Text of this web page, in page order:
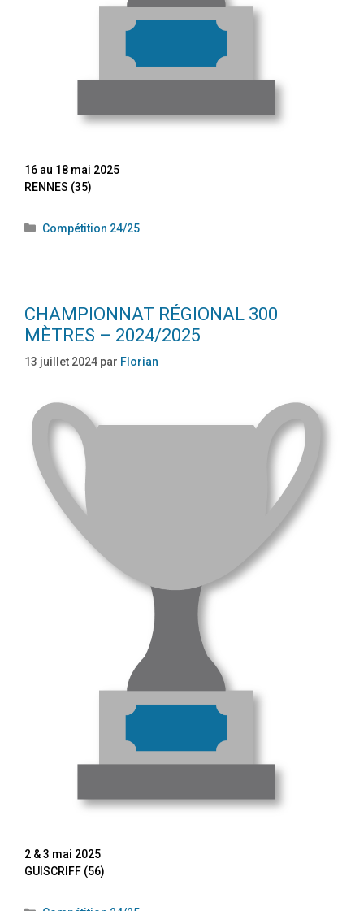
16 au 18 mai 2025
RENNES (35)
Compétition 24/25
CHAMPIONNAT RÉGIONAL 300
MÈTRES – 2024/2025
13 juillet 2024 par Florian
2 & 3 mai 2025
GUISCRIFF (56)